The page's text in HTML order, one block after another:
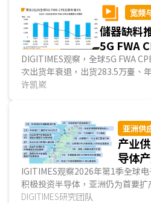
亞、坦桑尼亞等非洲地区，2025
元，较2024年2.24亿美元年增约
宽频
儲器缺料
5G FWA
4% ASP
DIGITIMES观察，全球5G FWA
次出货年衰退，出货283.5万臺、
季回升至324.0万臺、年减幅度缩
减幅度仅1.3%，明显优于出货量
撑产值韧性的关键。臺厂2026年
185.43万臺、年减2.97%，降幅
区域客户结构、较高的营运商直
持全球约6成市占。...
许凯崴
亚洲供
产业
导体
美地
点
IGITIMES观察2026年第1季全球
积极投资半导体，亚洲仍为首要
科学园区外，臺中与嘉义、臺南
DIGITIMES研究团队